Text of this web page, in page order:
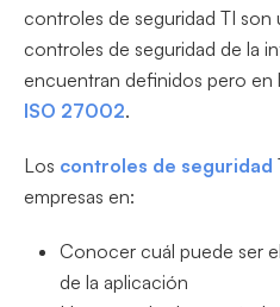
controles de seguridad TI
controles de seguridad de la
encuentran definidos pero en
ISO 27002.
Los controles de seguridad
empresas en:
Conocer cuál puede ser
de la aplicación